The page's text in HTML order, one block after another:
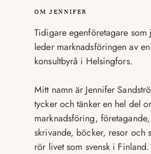
OM JENNIFER
Tidigare egenföretagare som
leder marknadsföringen av en
konsultbyrå i Helsingfors.
Mitt namn är Jennifer
tycker och tänker en hel del
marknadsföring,
skrivande, böcker, resor och
rör livet som svensk i Finland.